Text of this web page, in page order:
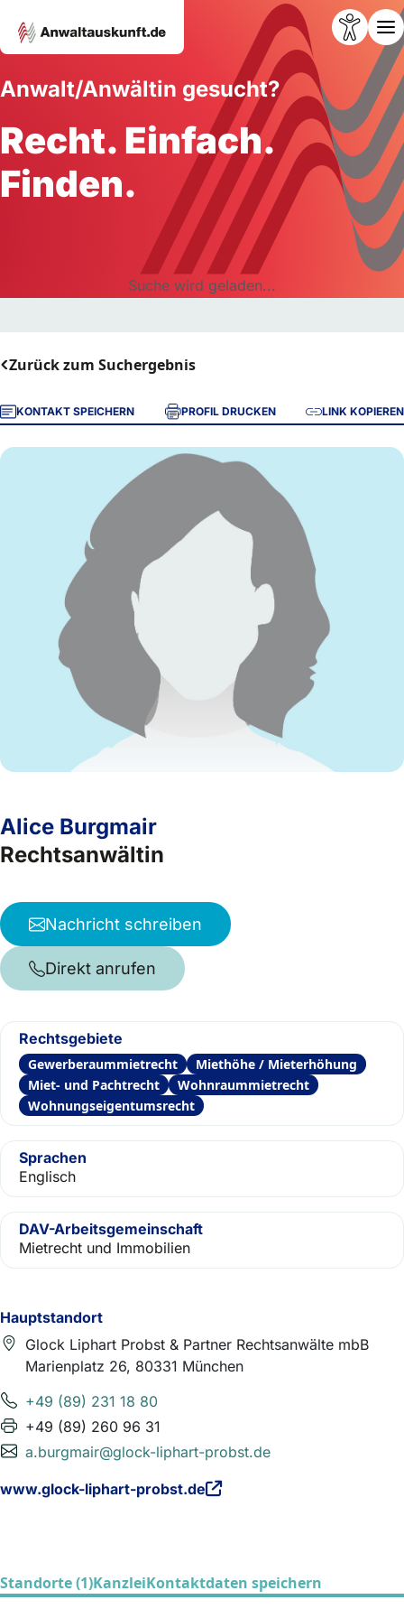
Anwalt/Anwältin gesucht?
Recht. Einfach.
Finden.
Suche wird geladen...
Zurück zum Suchergebnis
KONTAKT SPEICHERN PROFIL DRUCKEN LINK KOPIEREN
Hauptstandort
Glock Liphart Probst & Partner Rechtsanwälte mbB
Marienplatz 26, 80331 München
+49 (89) 231 18 80
+49 (89) 260 96 31
a.burgmair@glock-liphart-probst.de
www.glock-liphart-probst.de
Alice Burgmair
Rechtsanwältin
Nachricht schreiben
Direkt anrufen
Rechtsgebiete
Gewerberaummietrecht
Miethöhe / Mieterhöhung
Miet- und Pachtrecht
Wohnraummietrecht
Wohnungseigentumsrecht
Sprachen
Englisch
DAV-Arbeitsgemeinschaft
Mietrecht und Immobilien
Standorte (1)KanzleiKontaktdaten speichern